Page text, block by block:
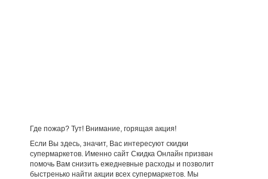
Где пожар? Тут! Внимание, горящая акция!
Если Вы здесь, значит, Вас интересуют скидки
супермаркетов. Именно сайт Скидка Онлайн призван
помочь Вам снизить ежедневные расходы и позволит
быстренько найти акции всех супермаркетов. Мы